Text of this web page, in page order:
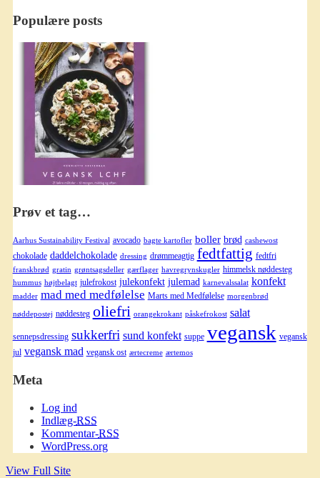
Populære posts
Prøv et tag…
Aarhus Sustainability Festival avocado bagte kartofler boller brød cashewost
chokolade daddelchokolade dressing drømmeagtig fedtfattig fedtfri
franskbrød gratin grøntsagsdeller gærflager havregrynskugler himmelsk nøddesteg
hummus højtbelagt julefrokost julekonfekt julemad karnevalssalat konfekt
madder mad med medfølelse Marts med Medfølelse morgenbrød
nøddepostej nøddesteg oliefri orangekrokant påskefrokost salat
sennepsdressing sukkerfri sund konfekt suppe vegansk vegansk
jul vegansk mad vegansk ost ærtecreme ærtemos
Meta
Log ind
Indlæg-RSS
Kommentar-RSS
WordPress.org
View Full Site